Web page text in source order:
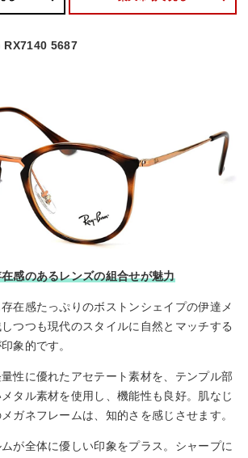
RX7140 5687
感のあるレンズの組合せが魅力
在感たっぷりのボストンシェイプの伊達メ
つつも現代のスタイルに自然とマッチする
象的です。
性に優れたアセテート素材を、テンプル部
タル素材を使用し、機能性も良好。肌なじ
ガネフレームは、知的さを感じさせます。
が全体に優しい印象をプラス。シャープに